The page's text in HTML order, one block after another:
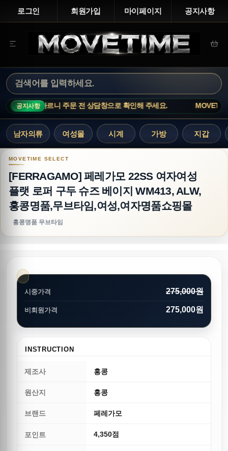
로그인 회원가입 마이페이지 공지사항
공지사항
변동이 빠르니 주문 전 상담창으로 확인해 주세요.
남자의류 여성몰 시계 가방 지갑
[FERRAGAMO] 페레가모 22SS 여자여성 플랫
[FERRAGAMO] 페레가모 22SS 여자여성
플랫 로퍼 구두 슈즈 베이지 WM413, ALW,
홍콩명품,무브타임,여성,여자명품쇼핑몰
홍콩명품 무브타임
시중가격 275,000원
비회원가격 275,000원
INSTRUCTION
제조사 홍콩
원산지 홍콩
브랜드 페레가모
포인트 4,350점